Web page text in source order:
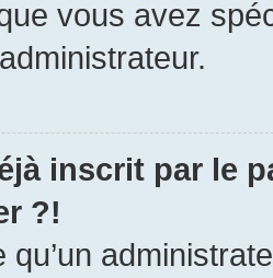
vous avez
inscrit par le
?!
qu’un